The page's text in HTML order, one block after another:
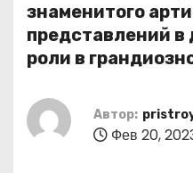
знаменитого
представлений в
роли в
Автор:
Фев 20,